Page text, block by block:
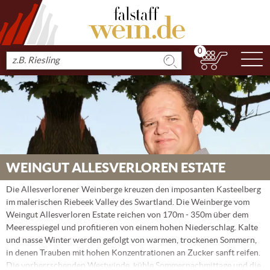
Produkt
suchen
0
WEINGUT ALLESVERLOREN ESTATE
Die Allesverlorener Weinberge kreuzen den imposanten Kasteelberg
im malerischen Riebeek Valley des Swartland. Die Weinberge vom
Weingut Allesverloren Estate reichen von 170m - 350m über dem
Meeresspiegel und profitieren von einem hohen Niederschlag. Kalte
und nasse Winter werden gefolgt von warmen, trockenen Sommern,
in denen Trauben mit hohen Konzentrationen an Zucker sanft reifen.
Die vorherrschenden Westwinde, kühle Sommernachmittage und die